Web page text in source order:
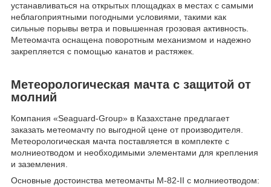
устанавливаться на открытых площадках в местах с самыми
неблагоприятными погодными условиями, такими как
сильные порывы ветра и повышенная грозовая активность.
Метеомачта оснащена поворотным механизмом и надежно
закрепляется с помощью канатов и растяжек.
Метеорологическая мачта с защитой от
молний
Компания «Seaguard-Group» в Казахстане предлагает
заказать метеомачту по выгодной цене от производителя.
Метеорологическая мачта поставляется в комплекте с
молниеотводом и необходимыми элементами для крепления
и заземления.
Основные достоинства метеомачты М-82-II с молниеотводом: